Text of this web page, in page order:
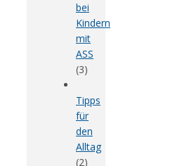
bei
Kindern
mit
ASS
(3)
Tipps
für
den
Alltag
(2)